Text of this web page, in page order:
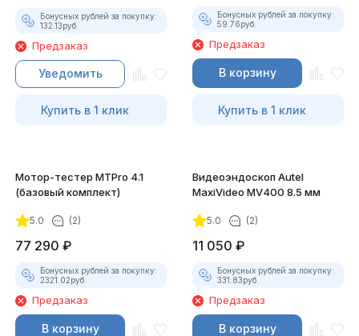
Бонусных рублей за покупку:
132.13руб.
Предзаказ
Уведомить
Купить в 1 клик
Бонусных рублей за покупку:
59.76руб.
Предзаказ
В корзину
Купить в 1 клик
Мотор-тестер MTPro 4.1
(базовый комплект)
5.0 (2)
77 290 ₽
Бонусных рублей за покупку:
2321.02руб.
Предзаказ
В корзину
Видеоэндоскоп Autel
MaxiVideo MV400 8.5 мм
5.0 (2)
11 050 ₽
Бонусных рублей за покупку:
331.83руб.
Предзаказ
В корзину